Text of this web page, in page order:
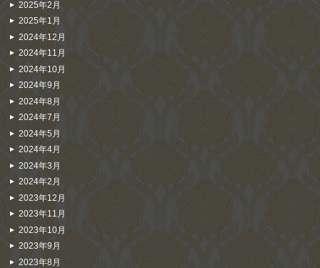
2025年2月
2025年1月
2024年12月
2024年11月
2024年10月
2024年9月
2024年8月
2024年7月
2024年5月
2024年4月
2024年3月
2024年2月
2023年12月
2023年11月
2023年10月
2023年9月
2023年8月